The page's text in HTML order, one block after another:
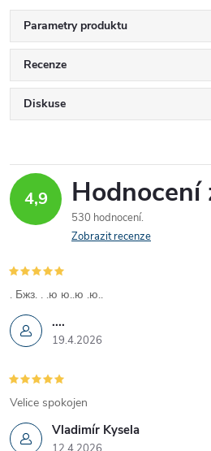
Parametry produktu
Recenze
Diskuse
4,9 Hodnocení
530 hodnocení
Zobrazit recenze
....
19.4.2026
. Бжз. . .ю ю..ю .ю..
Vladimír Kysela
Velice spokojen